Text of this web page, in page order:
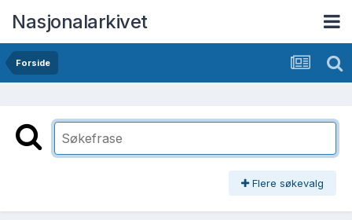
Nasjonalarkivet
Forside
Flere søkevalg